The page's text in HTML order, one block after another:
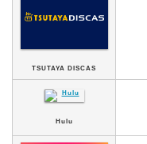
TSUTAYA DISCAS
Hulu